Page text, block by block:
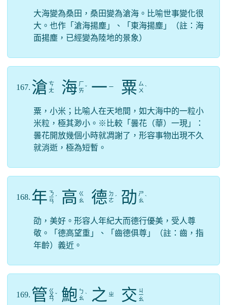
大海變為桑田，桑田變為滄海。比喻世事變化很
大。也作「滄海揚塵」、「東海揚塵」（註：海
面揚塵，已經變為陸地的景象）
167. 滄 ㄘ
ㄤ
海 ㄏ
ㄞ ˇ 一 ㄧ 粟 ㄙ
ㄨ ˋ
粟，小米；比喻人在天地間，如大海中的一粒小
米粒，極其渺小。※比較「曇花（華）一現」：
曇花開放幾個小時就凋謝了，形容事物出現不久
就消逝，極為短暫。
168. 年 ㄋ
ㄧ
ㄢ
ˊ 高 ㄍ
ㄠ
德 ㄉ
ㄜ ˊ 劭 ㄕ
ㄠ ˋ
劭，美好。形容人年紀大而德行優美，受人尊
敬。「德高望重」、「齒德俱尊」（註：齒，指
年齡）義近。
169. 管 ㄍ
ㄨ
ㄢ
ˇ 鮑 ㄅ
ㄠ ˋ 之 ㄓ 交 ㄐ
ㄧ
ㄠ